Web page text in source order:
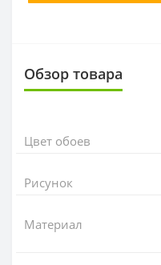
Обзор товара
Цвет обоев
Рисунок
Материал